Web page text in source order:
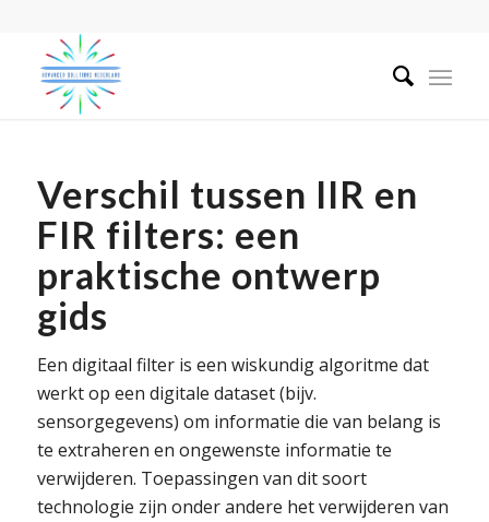
Verschil tussen IIR en
FIR filters: een
praktische ontwerp
gids
Een digitaal filter is een wiskundig algoritme dat
werkt op een digitale dataset (bijv.
sensorgegevens) om informatie die van belang is
te extraheren en ongewenste informatie te
verwijderen. Toepassingen van dit soort
technologie zijn onder andere het verwijderen van